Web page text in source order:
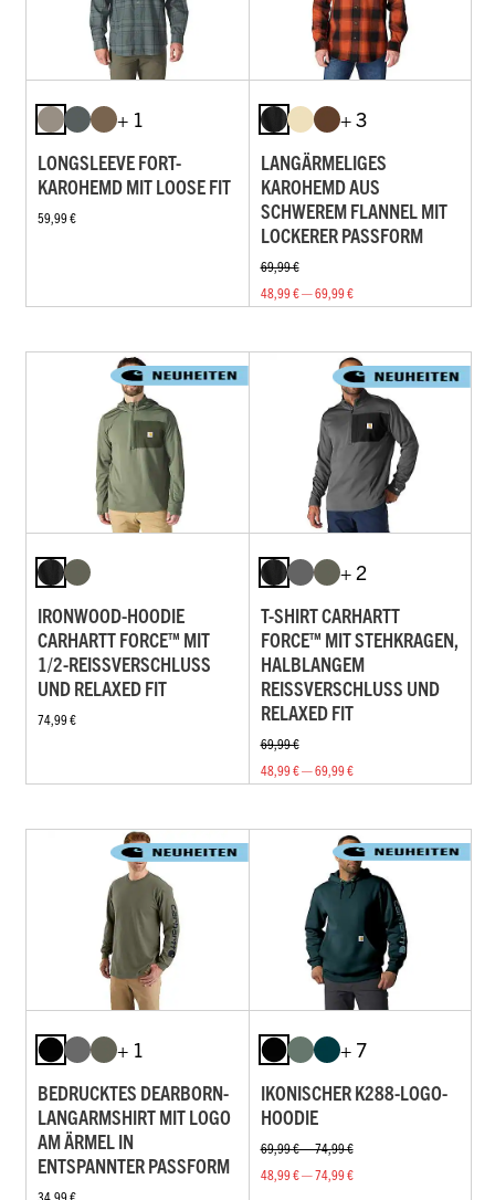
+ 1
LONGSLEEVE FORT-
KAROHEMD MIT LOOSE FIT
59,99 €
+ 3
LANGÄRMELIGES
KAROHEMD AUS
SCHWEREM FLANNEL MIT
LOCKERER PASSFORM
69,99 €
48,99 € — 69,99 €
IRONWOOD-HOODIE
CARHARTT FORCE™ MIT
1/2-REISSVERSCHLUSS U
ND RELAXED FIT
74,99 €
+ 2
T-SHIRT CARHARTT
FORCE™ MIT STEHKRAGEN,
HALBLANGEM
REISSVERSCHLUSS UND R
ELAXED FIT
69,99 €
48,99 € — 69,99 €
+ 1
BEDRUCKTES DEARBORN-
LANGARMSHIRT MIT LOGO
AM ÄRMEL IN
ENTSPANNTER PASSFORM
34,99 €
+ 7
IKONISCHER K288-LOGO-
HOODIE
69,99 € — 74,99 €
48,99 € — 74,99 €